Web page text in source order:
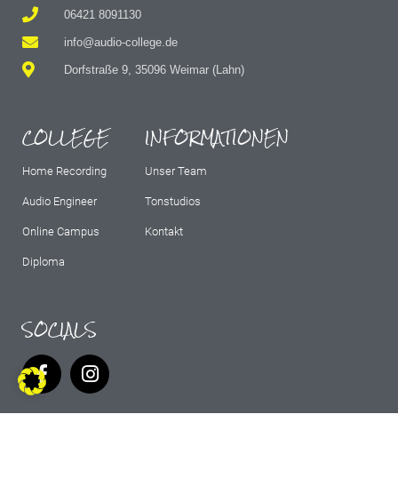
06421 8091130
info@audio-college.de
Dorfstraße 9, 35096 Weimar (Lahn)
COLLEGE
Home Recording
Audio Engineer
Online Campus
Diploma
INFORMATIONEN
Unser Team
Tonstudios
Kontakt
SOCIALS